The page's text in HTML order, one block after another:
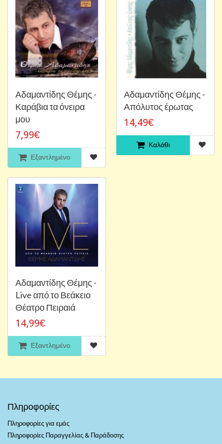
Αδαμαντίδης Θέμης -
Καράβια τα όνειρα
μου
7,99€
Εξαντλημένο
Αδαμαντίδης Θέμης -
Απόλυτος έρωτας
14,49€
Καλάθι
Αδαμαντίδης Θέμης -
Live από το Βεάκειο
Θέατρο Πειραιά
14,99€
Εξαντλημένο
Πληροφορίες
Πληροφορίες για εμάς
Πληροφορίες Παραγγελίας & Παράδοσης